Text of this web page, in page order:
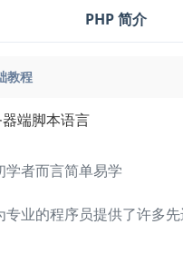
教程
PHP 简介
端脚本语言
学者而言简单易学
专业的程序员提供了许多